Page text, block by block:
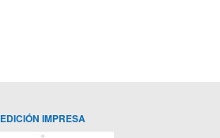
EDICIÓN IMPRESA